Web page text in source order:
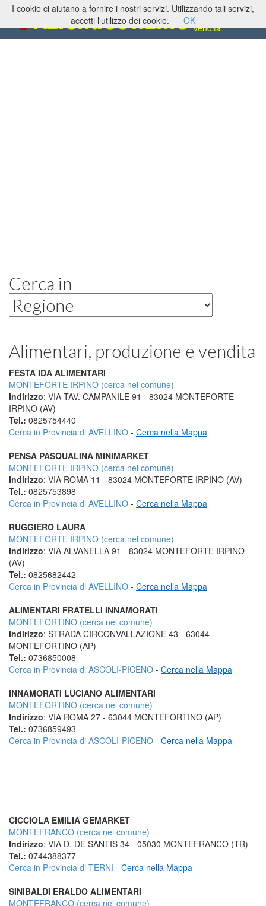
Alimentari,
produzione e
vendita
Cerca in
Alimentari, produzione e vendita
FESTA IDA ALIMENTARI
MONTEFORTE IRPINO (cerca nel comune)
Indirizzo: VIA TAV. CAMPANILE 91 - 83024 MONTEFORTE
IRPINO (AV)
Tel.: 0825754440
Cerca in Provincia di AVELLINO - Cerca nella Mappa
PENSA PASQUALINA MINIMARKET
MONTEFORTE IRPINO (cerca nel comune)
Indirizzo: VIA ROMA 11 - 83024 MONTEFORTE IRPINO (AV)
Tel.: 0825753898
Cerca in Provincia di AVELLINO - Cerca nella Mappa
RUGGIERO LAURA
MONTEFORTE IRPINO (cerca nel comune)
Indirizzo: VIA ALVANELLA 91 - 83024 MONTEFORTE IRPINO
(AV)
Tel.: 0825682442
Cerca in Provincia di AVELLINO - Cerca nella Mappa
ALIMENTARI FRATELLI INNAMORATI
MONTEFORTINO (cerca nel comune)
Indirizzo: STRADA CIRCONVALLAZIONE 43 - 63044
MONTEFORTINO (AP)
Tel.: 0736850008
Cerca in Provincia di ASCOLI-PICENO - Cerca nella Mappa
INNAMORATI LUCIANO ALIMENTARI
MONTEFORTINO (cerca nel comune)
Indirizzo: VIA ROMA 27 - 63044 MONTEFORTINO (AP)
Tel.: 0736859493
Cerca in Provincia di ASCOLI-PICENO - Cerca nella Mappa
CICCIOLA EMILIA GEMARKET
MONTEFRANCO (cerca nel comune)
Indirizzo: VIA D. DE SANTIS 34 - 05030 MONTEFRANCO (TR)
Tel.: 0744388377
Cerca in Provincia di TERNI - Cerca nella Mappa
SINIBALDI ERALDO ALIMENTARI
MONTEFRANCO (cerca nel comune)
I cookie ci aiutano a fornire i nostri servizi. Utilizzando tali servizi,
accetti l'utilizzo dei cookie.
OK